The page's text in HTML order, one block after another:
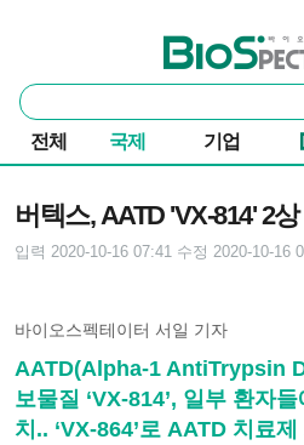
바이오스펙테이터
통
합
검
색
전체 국제 기업
버텍스, AATD 'VX-814' 2
입력 2020-10-16 07:41 수정 2020-10-16
바이오스펙테이터 서일 기자
AATD(Alpha-1 AntiTrypsin
보물질 ‘VX-814’, 일부 환자
치.. ‘VX-864’로 AATD 치료